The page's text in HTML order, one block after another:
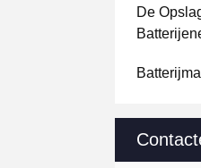
De